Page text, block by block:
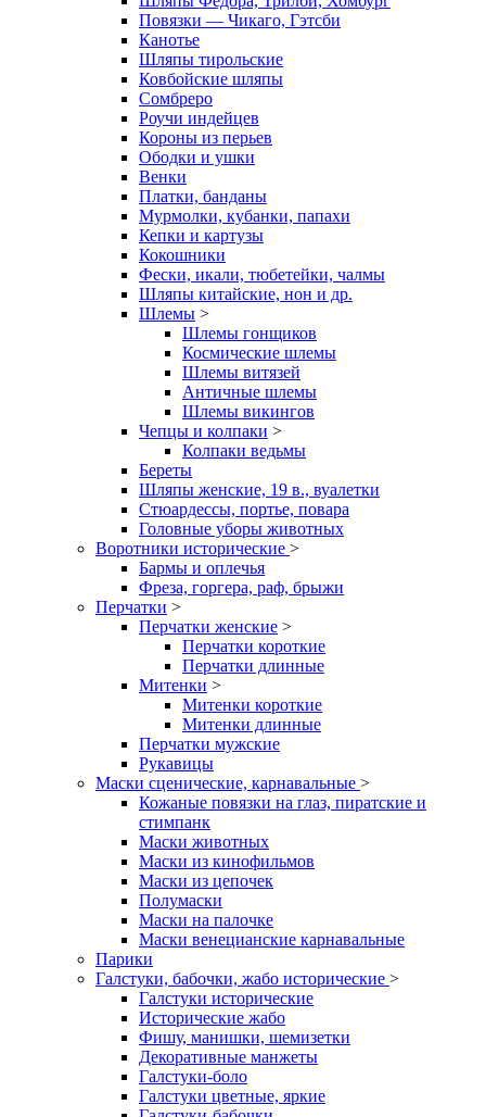
Повязки — Чикаго, Гэтсби
Канотье
Шляпы тирольские
Ковбойские шляпы
Сомбреро
Роучи индейцев
Короны из перьев
Ободки и ушки
Венки
Платки, банданы
Мурмолки, кубанки, папахи
Кепки и картузы
Кокошники
Фески, икали, тюбетейки, чалмы
Шляпы китайские, нон и др.
Шлемы >
Шлемы гонщиков
Космические шлемы
Шлемы витязей
Античные шлемы
Шлемы викингов
Чепцы и колпаки >
Колпаки ведьмы
Береты
Шляпы женские, 19 в., вуалетки
Стюардессы, портье, повара
Головные уборы животных
Воротники исторические >
Бармы и оплечья
Фреза, горгера, раф, брыжи
Перчатки >
Перчатки женские >
Перчатки короткие
Перчатки длинные
Митенки >
Митенки короткие
Митенки длинные
Перчатки мужские
Рукавицы
Маски сценические, карнавальные >
Кожаные повязки на глаз, пиратские и
стимпанк
Маски животных
Маски из кинофильмов
Маски из цепочек
Полумаски
Маски на палочке
Маски венецианские карнавальные
Парики
Галстуки, бабочки, жабо исторические >
Галстуки исторические
Исторические жабо
Фишу, манишки, шемизетки
Декоративные манжеты
Галстуки-боло
Галстуки цветные, яркие